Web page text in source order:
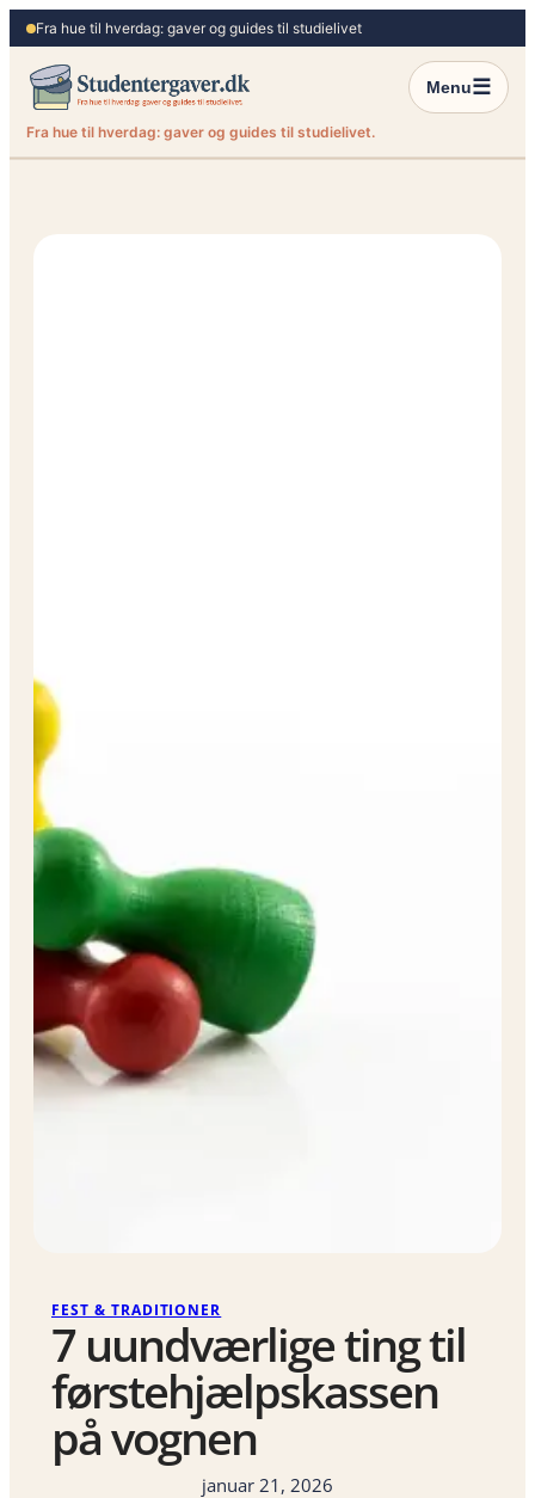
Spring
til
indhold
Fra hue til hverdag: gaver og guides til studielivet
Menu☰
Fra hue til hverdag: gaver og guides til studielivet.
FEST & TRADITIONER
7 uundværlige ting til
førstehjælpskassen
på vognen
januar 21, 2026